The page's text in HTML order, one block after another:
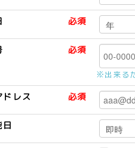
必須
必須
※出来る
ドレス 必須
日